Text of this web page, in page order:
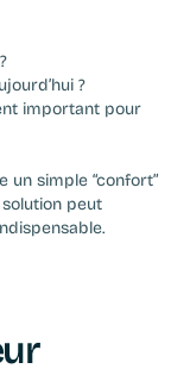
?
important pour
simple “confort”
peut